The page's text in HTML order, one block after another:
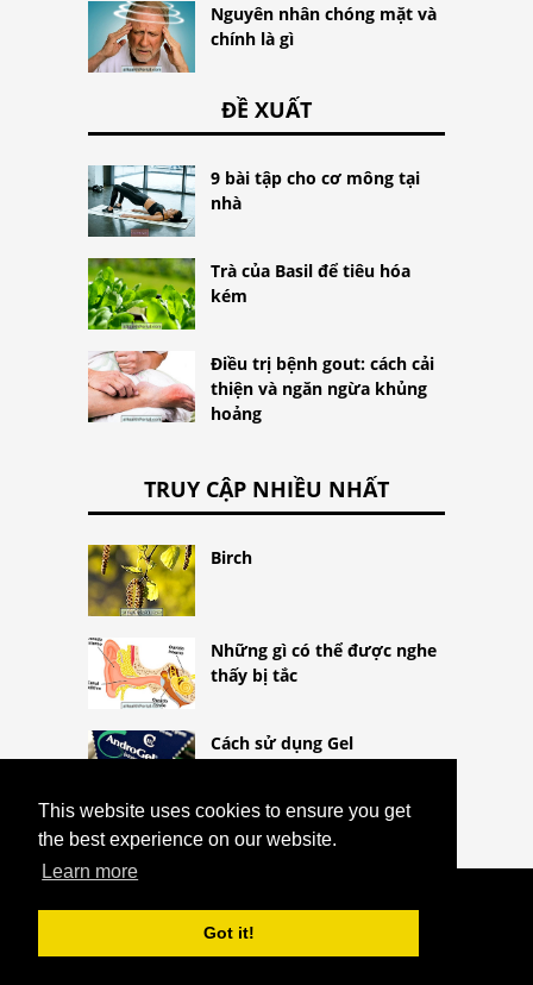
This website uses cookies to ensure you get
the best experience on our website.
Learn more
Got it!
Nguyên nhân chóng mặt và
chính là gì
ĐỀ XUẤT
9 bài tập cho cơ mông tại
nhà
Trà của Basil để tiêu hóa
kém
Điều trị bệnh gout: cách cải
thiện và ngăn ngừa khủng
hoảng
TRUY CẬP NHIỀU NHẤT
Birch
Những gì có thể được nghe
thấy bị tắc
Cách sử dụng Gel
COPYRIGHT 2026
HTTPS://THELIGHTLIFEBLOG.COM